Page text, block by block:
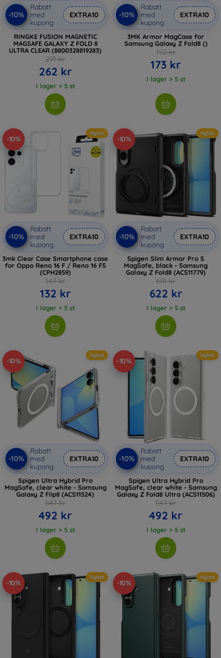
-10%
Rabatt
med
kupong
EXTRA10
RINGKE FUSION MAGNETIC
MAGSAFE GALAXY Z FOLD 8
ULTRA CLEAR (8800328819283)
291 kr
262 kr
I lager > 5 st
-10%
Rabatt
med
kupong
EXTRA10
3MK Armor MagCase for
Samsung Galaxy Z Fold8 ()
192 kr
173 kr
I lager > 5 st
-10%
Nyhet
-10%
Rabatt
med
kupong
EXTRA10
3mk Clear Case Smartphone case
for Oppo Reno 16 F / Reno 16 FS
(CPH2859)
147 kr
132 kr
I lager > 5 st
-10%
Nyhet
-10%
Rabatt
med
kupong
EXTRA10
Spigen Slim Armor Pro S
MagSafe, black - Samsung
Galaxy Z Fold8 (ACS11779)
691 kr
622 kr
I lager > 5 st
-10%
Nyhet
-10%
Rabatt
med
kupong
EXTRA10
Spigen Ultra Hybrid Pro
MagSafe, clear white - Samsung
Galaxy Z Flip8 (ACS11524)
547 kr
492 kr
I lager > 5 st
-10%
Nyhet
-10%
Rabatt
med
kupong
EXTRA10
Spigen Ultra Hybrid Pro
MagSafe, clear white - Samsung
Galaxy Z Fold8 Ultra (ACS11506)
547 kr
492 kr
I lager > 5 st
-10%
Nyhet
-10%
Nyhet